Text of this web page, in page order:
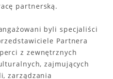
partnerską.
byli specjaliści
Partnera
z zewnętrznych
zajmujących
zarządzania